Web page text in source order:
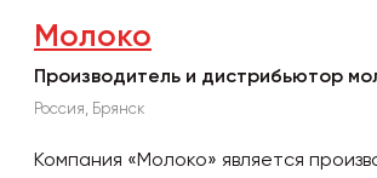
Молоко
Производитель и дистрибьютор
Россия, Брянск
Компания «Молоко» является